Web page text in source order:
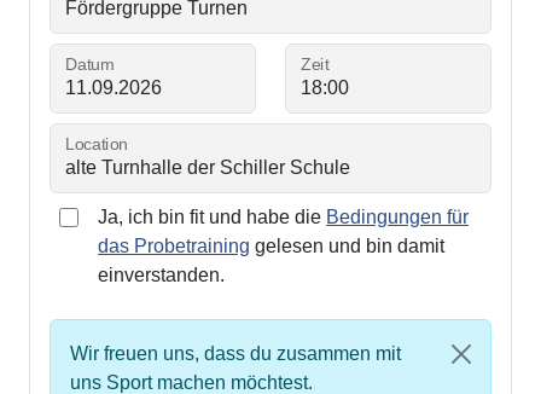
Datum Zeit
Location
Ja, ich bin fit und habe die Bedingungen für
das Probetraining gelesen und bin damit
einverstanden.
Wir freuen uns, dass du zusammen mit
uns Sport machen möchtest.